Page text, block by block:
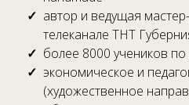
автор и ведущая
телеканале ТНТ
более 8000 учеников
экономическое и
(художественное